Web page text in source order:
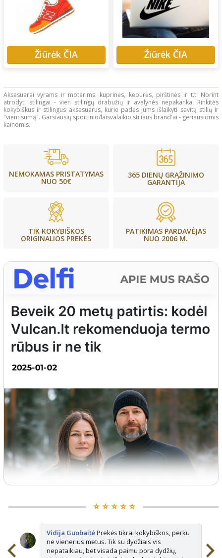
Žiūrėk ČIA Žiūrėk ČIA
Aksesuarai vyrams ir moterims: kuprinės, kepurės, pirštinės ir t.t. Norint
atrodyti stilingai - vien stilingų drabužių ir avalynės nepakanka. Rinkitės
kokybiškus ir stilingus aksesuarus, kurie padės Jums išlaikyti savitą stilių ir
"vientisumą". Garsiausių sportinio/laisvalaikio stiliaus brand'ai - geriausiomis
kainomis.
NEMOKAMAS PRISTATYMAS
NUO 50€
365 DIENŲ GRĄŽINIMO
GARANTIJA
TIK KOKYBIŠKOS
ORIGINALIOS PREKĖS
PATIKIMAS PARDAVĖJAS
NUO 2006 M.
⭐️ ⭐️ ⭐️ ⭐️ ⭐️
Vidija GuobaitėPrekės tikrai kokybiškos, perku
ne vienerius metus. Tik su dydžiais vis
nepataikiau, bet visada paimu pora dydžių,